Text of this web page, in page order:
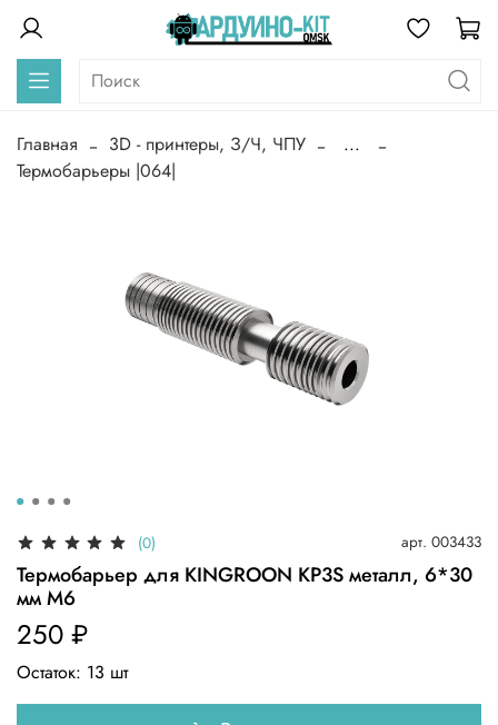
Главная 3D - принтеры, З/Ч, ЧПУ
...
Термобарьеры |064|
(0) арт. 003433
Термобарьер для KINGROON KP3S металл, 6*30
мм М6
250 ₽
Остаток: 13 шт